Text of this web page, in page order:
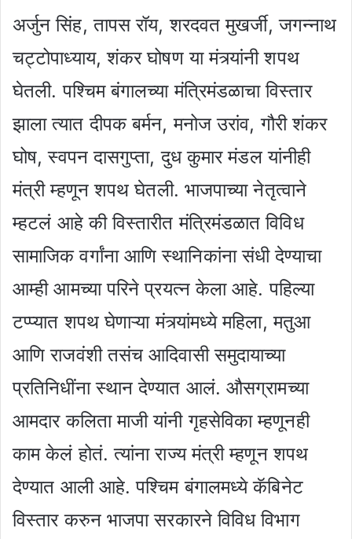
अर्जुन सिंह, तापस रॉय, शरदवत मुखर्जी, जगन्नाथ
चट्टोपाध्याय, शंकर घोषण या मंत्र्यांनी शपथ
घेतली. पश्चिम बंगालच्या मंत्रिमंडळाचा विस्तार
झाला त्यात दीपक बर्मन, मनोज उरांव, गौरी शंकर
घोष, स्वपन दासगुप्ता, दुध कुमार मंडल यांनीही
मंत्री म्हणून शपथ घेतली. भाजपाच्या नेतृत्वाने
म्हटलं आहे की विस्तारीत मंत्रिमंडळात विविध
सामाजिक वर्गांना आणि स्थानिकांना संधी देण्याचा
आम्ही आमच्या परिने प्रयत्न केला आहे. पहिल्या
टप्प्यात शपथ घेणाऱ्या मंत्र्यांमध्ये महिला, मतुआ
आणि राजवंशी तसंच आदिवासी समुदायाच्या
प्रतिनिधींना स्थान देण्यात आलं. औसग्रामच्या
आमदार कलिता माजी यांनी गृहसेविका म्हणूनही
काम केलं होतं. त्यांना राज्य मंत्री म्हणून शपथ
देण्यात आली आहे. पश्चिम बंगालमध्ये कॅबिनेट
विस्तार करुन भाजपा सरकारने विविध विभाग